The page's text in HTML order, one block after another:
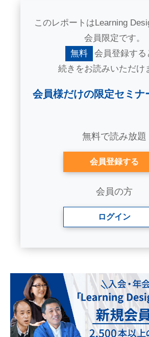
このレポートはLearning
会員限定です。
無料
会員登録する
続きをお読みいただけ
会員様だけの限定セミナ
無料で読み放題
会員登録する
会員の方
ログイン